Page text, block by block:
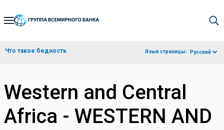
Skip
Navigation
Что такое бедность Язык страницы: Русский
Western and Central
Africa - WESTERN AND